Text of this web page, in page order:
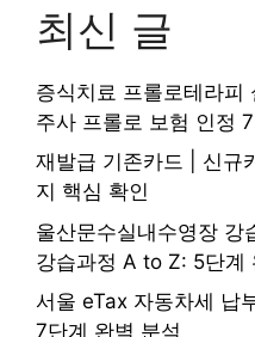
최신 글
증식치료 프롤로테라
주사 프롤로 보험 인정
재발급 기존카드 | 신규
지 핵심 확인
울산문수실내수영장 강
강습과정 A to Z: 5단계
서울 eTax 자동차세 납
7단계 완벽 분석